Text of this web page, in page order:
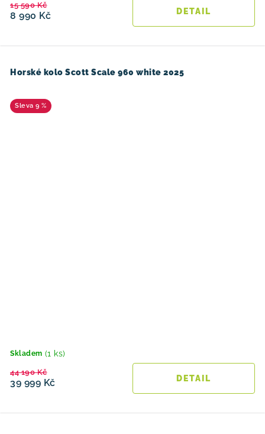
8 990 Kč
15 590 Kč
Horské kolo Scott Scale 960 white 2025
9 %
Skladem (1 ks)
39 999 Kč
44 190 Kč